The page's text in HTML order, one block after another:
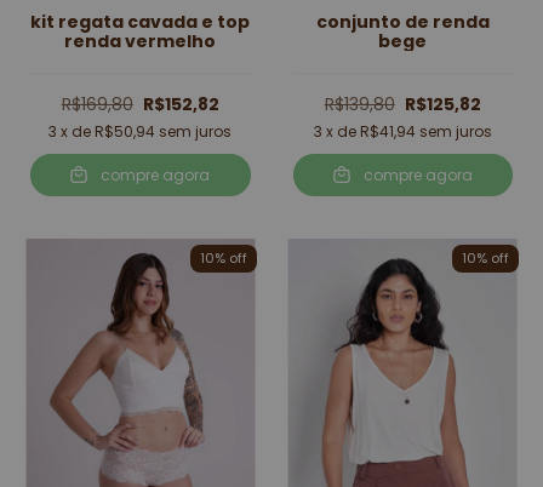
kit regata cavada e top
renda vermelho
R$169,80 R$152,82
3 x de R$50,94 sem juros
compre agora
conjunto de renda
bege
R$139,80 R$125,82
3 x de R$41,94 sem juros
compre agora
10% off 10% off